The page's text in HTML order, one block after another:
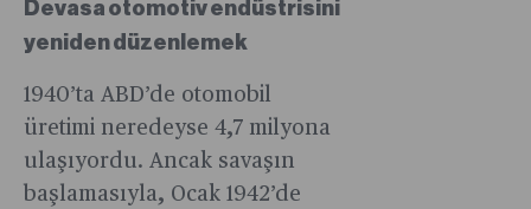
Devasa otomotiv endüstrisini
yeniden düzenlemek
1940’ta ABD’de otomobil
üretimi neredeyse 4,7 milyona
ulaşıyordu. Ancak savaşın
başlamasıyla, Ocak 1942’de